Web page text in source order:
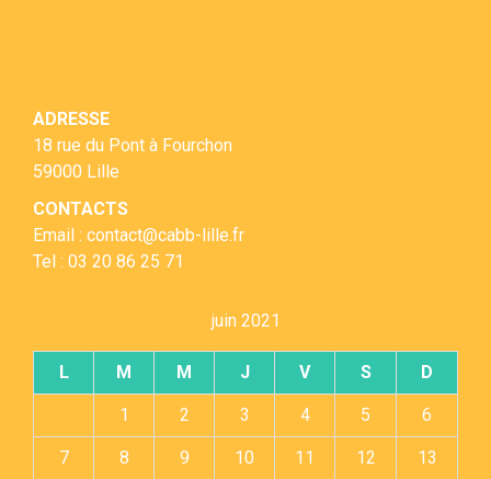
ADRESSE
18 rue du Pont à Fourchon
59000 Lille
CONTACTS
Email : contact@cabb-lille.fr
Tel : 03 20 86 25 71
juin 2021
L M M J V S D
1 2 3 4 5 6
7 8 9 10 11 12 13